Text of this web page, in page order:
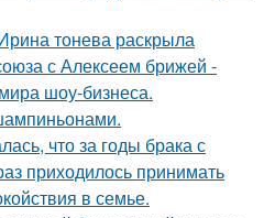
тонева раскрыла
с Алексеем брижей -
шоу-бизнеса.
что за годы брака с
приходилось принимать
в семье.